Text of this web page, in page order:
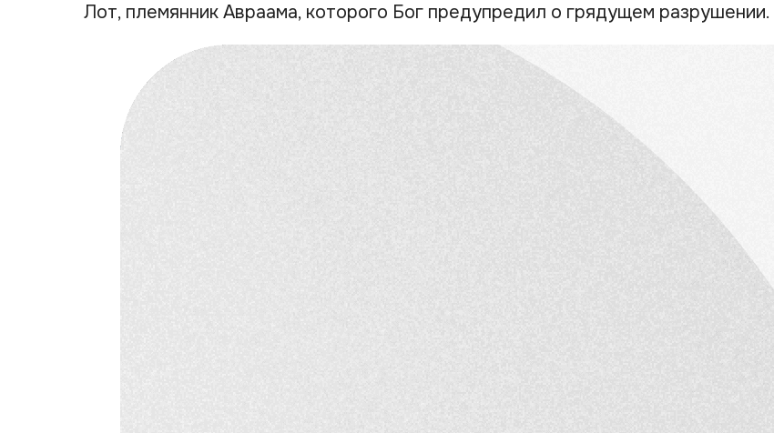
Лот, племянник Авраама, которого Бог предупредил о грядущем разрушении.